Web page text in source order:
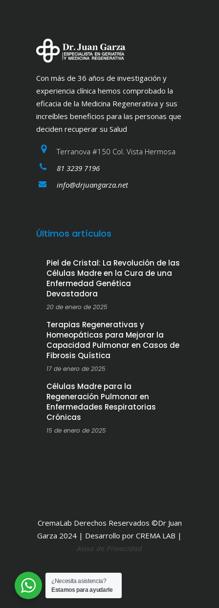
Con más de 36 años de investigación y
experiencia clínica hemos comprobado la
eficacia de la Medicina Regenerativa y sus
increíbles beneficios para las personas que
deciden recuperar su Salud
Terranova #150 Col. Vista Hermosa
81 3239 7196
info@drjuangarza.net
Últimos artículos
Piel de Cristal: La Revolución de las
Células Madre en la Cura de una
Enfermedad Genética
Devastadora
20 de enero de 2025
Terapias Regenerativas y
Homeopáticas para Mejorar la
Capacidad Pulmonar en Casos de
Fibrosis Quística
17 de enero de 2025
Células Madre para la
Regeneración Pulmonar en
Enfermedades Respiratorias
Crónicas
15 de enero de 2025
CremaLab Derechos Reservados ©Dr Juan
Garza 2024 | Desarrollo por CREMA LAB |
Aviso de Privacidad
¿Necesita asistencia?
Estamos para ayudarle